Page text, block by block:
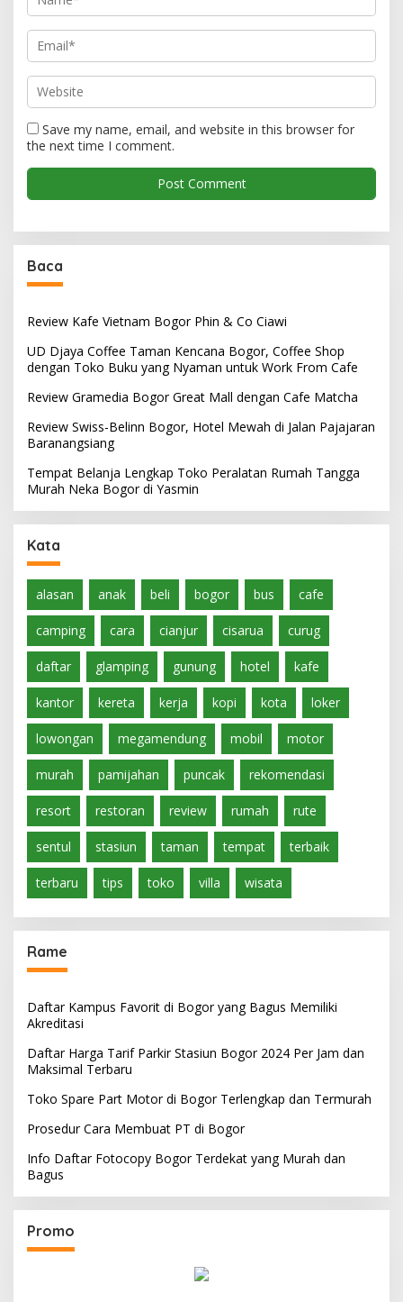
Save my name, email, and website in this browser for
the next time I comment.
Baca
Review Kafe Vietnam Bogor Phin & Co Ciawi
UD Djaya Coffee Taman Kencana Bogor, Coffee Shop
dengan Toko Buku yang Nyaman untuk Work From Cafe
Review Gramedia Bogor Great Mall dengan Cafe Matcha
Review Swiss-Belinn Bogor, Hotel Mewah di Jalan Pajajaran
Baranangsiang
Tempat Belanja Lengkap Toko Peralatan Rumah Tangga
Murah Neka Bogor di Yasmin
Kata
alasan anak beli bogor bus cafe
camping cara cianjur cisarua curug
daftar glamping gunung hotel kafe
kantor kereta kerja kopi kota loker
lowongan megamendung mobil motor
murah pamijahan puncak rekomendasi
resort restoran review rumah rute
sentul stasiun taman tempat terbaik
terbaru tips toko villa wisata
Rame
Daftar Kampus Favorit di Bogor yang Bagus Memiliki
Akreditasi
Daftar Harga Tarif Parkir Stasiun Bogor 2024 Per Jam dan
Maksimal Terbaru
Toko Spare Part Motor di Bogor Terlengkap dan Termurah
Prosedur Cara Membuat PT di Bogor
Info Daftar Fotocopy Bogor Terdekat yang Murah dan
Bagus
Promo